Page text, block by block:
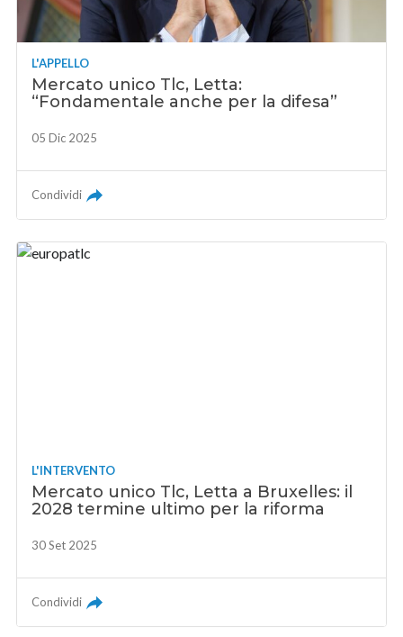
L'APPELLO
Mercato unico Tlc, Letta:
“Fondamentale anche per la difesa”
05 Dic 2025
Condividi
L'INTERVENTO
Mercato unico Tlc, Letta a Bruxelles: il
2028 termine ultimo per la riforma
30 Set 2025
Condividi